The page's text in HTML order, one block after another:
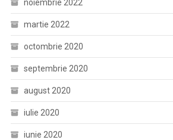
noiembrie 2022
martie 2022
octombrie 2020
septembrie 2020
august 2020
iulie 2020
iunie 2020